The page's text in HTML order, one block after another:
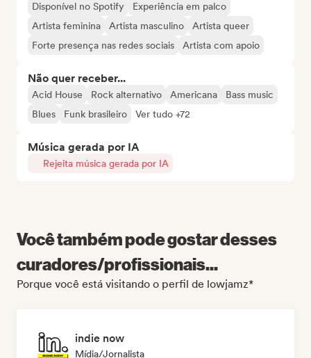
Disponível no Spotify
Experiência em palco
Artista feminina
Artista masculino
Artista queer
Forte presença nas redes sociais
Artista com apoio
Não quer receber...
Acid House Rock alternativo Americana
Bass music
Blues
Funk brasileiro Ver tudo +72
Música gerada por IA
Rejeita música gerada por IA
Você também pode gostar desses
curadores/profissionais...
Porque você está visitando o perfil de lowjamz*
indie now
Mídia/Jornalista